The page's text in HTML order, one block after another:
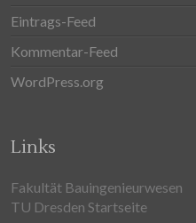
Eintrags-Feed
Kommentar-Feed
WordPress.org
Links
Fakultät Bauingenieurwesen
TU Dresden Startseite